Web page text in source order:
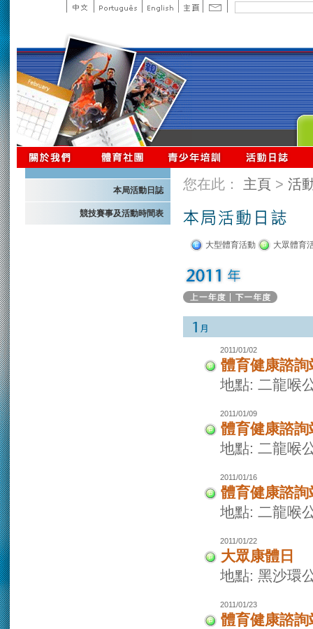
本局活動日誌
競技賽事及活動時間表
您在此： 主頁 > 活
大型體育活動 大眾體育
2011/01/02
體育健康諮詢
地點: 二龍喉
2011/01/09
體育健康諮詢
地點: 二龍喉
2011/01/16
體育健康諮詢
地點: 二龍喉
2011/01/22
大眾康體日
地點: 黑沙環
2011/01/23
體育健康諮詢